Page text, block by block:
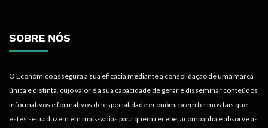
SOBRE NÓS
O Económico assegura a sua eficácia mediante a consolidação de uma marca
única e distinta, cujo valor é a sua capacidade de gerar e disseminar conteúdos
informativos e formativos de especialidade económica em termos tais que
estes se traduzem em mais-valias para quem recebe, acompanha e absorve as